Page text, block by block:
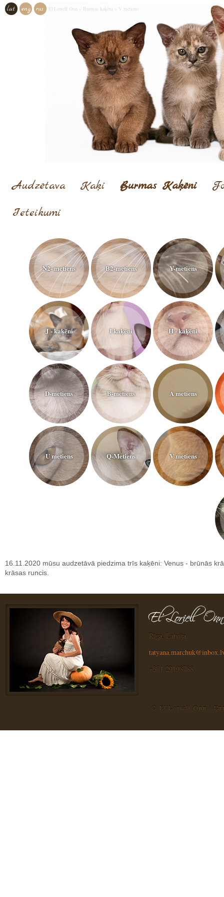
lat eng rus El'Loriell Onn Burmas kaķēni V metiens
Audzētava Kaķi Burmas Kaķēni
Ieteikumi
N2- metiens B2-metiens Y-metiens
J - kaķēni I kaķēni H - kaķēni
D-metiens B-metiens A metiens
U metiens Q-Metiens V metiens
16.11.2020 mūsu audzetāvā piedzima trīs kaķēni: Venus - brūnās
krāsas runcis.
Rīga, Latvija
+371 29198788
© El'Loriell Onn |